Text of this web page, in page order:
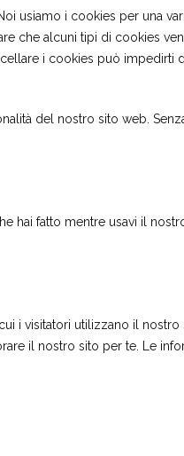
usiamo i cookies per una
che alcuni tipi di cookies
i cookies può impedirti
del nostro sito web.
fatto mentre usavi il
i visitatori utilizzano il
il nostro sito per te. Le